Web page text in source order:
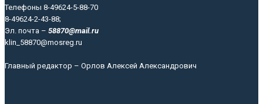
Телефоны 8-49624-5-88-70
8-49624-2-43-88;
Эл. почта – 58870@mail.ru
klin_58870@mosreg.ru
Главный редактор – Орлов Алексей Александрович